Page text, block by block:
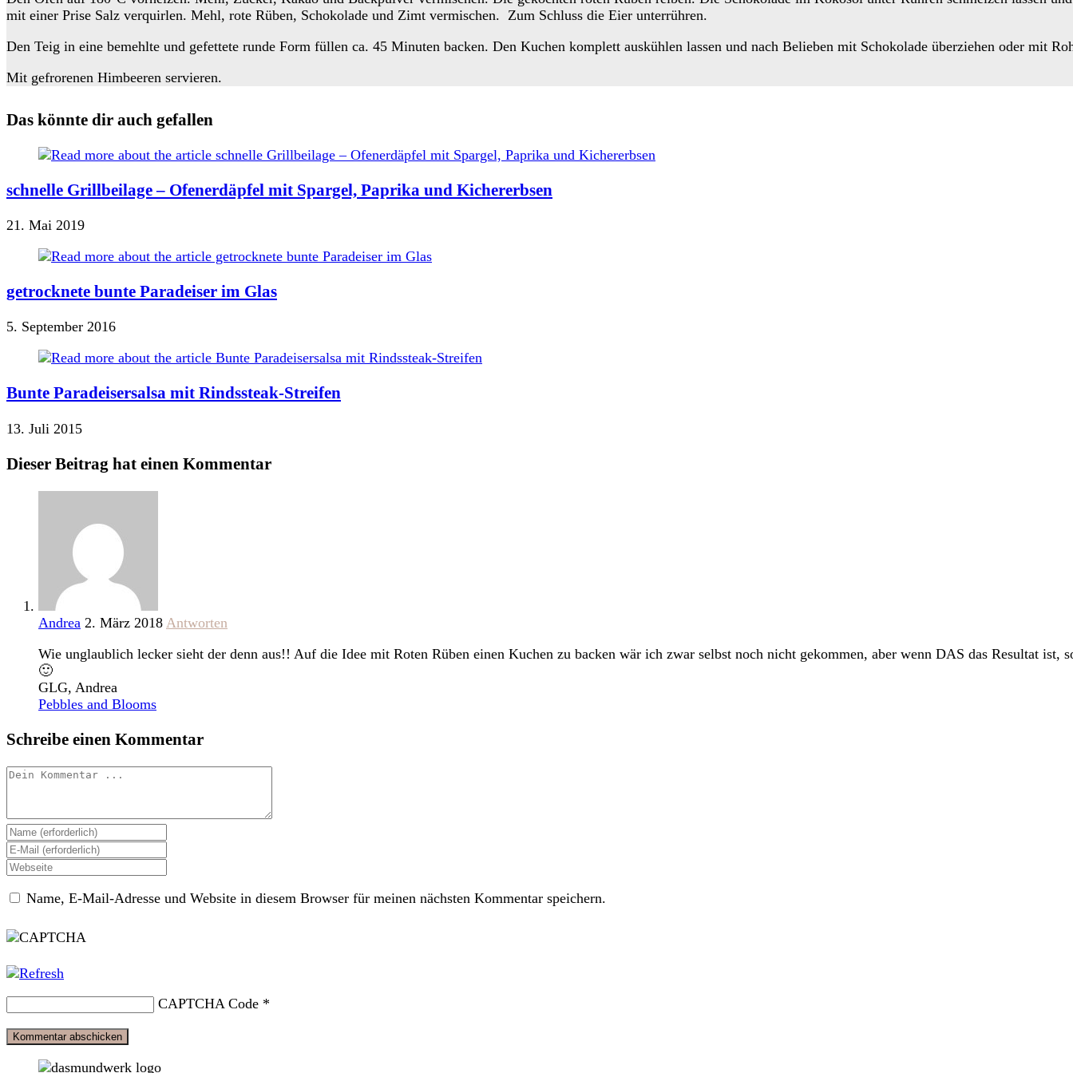
mit einer Prise Salz verquirlen. Mehl, rote Rüben, Schokolade und Zimt vermischen. Zum Schluss die Eier unterrühren.
Den Teig in eine bemehlte und gefettete runde Form füllen ca. 45 Minuten backen. Den Kuchen komplett auskühlen lassen und nach Belieben mit Schokolade überziehen oder mit
Mit gefrorenen Himbeeren servieren.
Das könnte dir auch gefallen
schnelle Grillbeilage – Ofenerdäpfel mit Spargel, Paprika und Kichererbsen
21. Mai 2019
getrocknete bunte Paradeiser im Glas
5. September 2016
Bunte Paradeisersalsa mit Rindssteak-Streifen
13. Juli 2015
Dieser Beitrag hat einen Kommentar
Andrea 2. März 2018 Antworten
Wie unglaublich lecker sieht der denn aus!! Auf die Idee mit Roten Rüben einen Kuchen zu backen wär ich zwar selbst noch nicht gekommen, aber wenn DAS das Resultat ist,
🙂
GLG, Andrea
Pebbles and Blooms
Schreibe einen Kommentar
Kommentieren
Gib
deinen
Namen
oder
Benutzernamen
Kommentieren
ein
Gib
deine
E-
Mail-
zum
ein
Gib
Website-
ein
Name, E-Mail-Adresse und Website in diesem Browser für meinen nächsten Kommentar speichern.
CAPTCHA Code *